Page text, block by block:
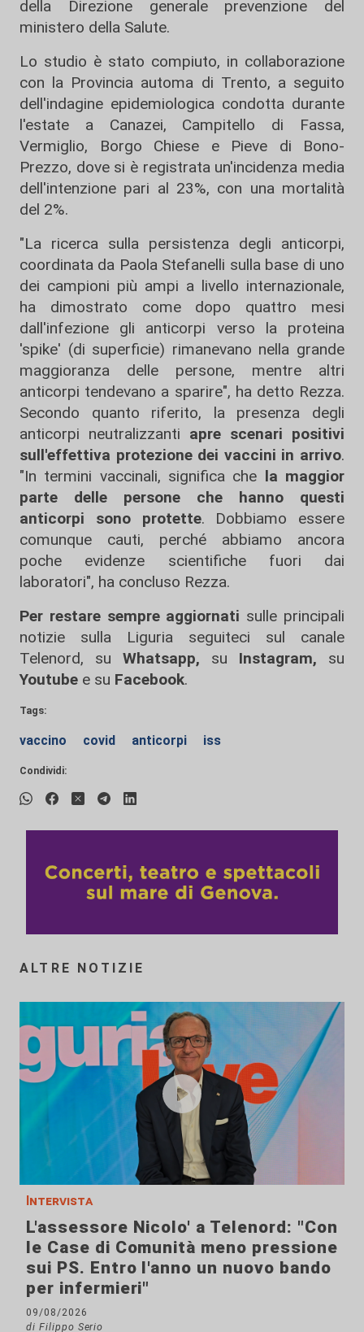
della Direzione generale prevenzione del
ministero della Salute.
Lo studio è stato compiuto, in collaborazione
con la Provincia automa di Trento, a seguito
dell'indagine epidemiologica condotta durante
l'estate a Canazei, Campitello di Fassa,
Vermiglio, Borgo Chiese e Pieve di Bono-
Prezzo, dove si è registrata un'incidenza media
dell'intenzione pari al 23%, con una mortalità
del 2%.
"La ricerca sulla persistenza degli anticorpi,
coordinata da Paola Stefanelli sulla base di uno
dei campioni più ampi a livello internazionale,
ha dimostrato come dopo quattro mesi
dall'infezione gli anticorpi verso la proteina
'spike' (di superficie) rimanevano nella grande
maggioranza delle persone, mentre altri
anticorpi tendevano a sparire", ha detto Rezza.
Secondo quanto riferito, la presenza degli
anticorpi neutralizzanti apre scenari positivi
sull'effettiva protezione dei vaccini in arrivo.
"In termini vaccinali, significa che la maggior
parte delle persone che hanno questi
anticorpi sono protette. Dobbiamo essere
comunque cauti, perché abbiamo ancora
poche evidenze scientifiche fuori dai
laboratori", ha concluso Rezza.
Per restare sempre aggiornati sulle principali
notizie sulla Liguria seguiteci sul canale
Telenord, su
Whatsapp, su Instagram, su
Youtube e su Facebook.
Tags:
vaccino covid anticorpi iss
Condividi:
ALTRE NOTIZIE
Intervista
L'assessore Nicolo' a Telenord: "Con
le Case di Comunità meno pressione
sui PS. Entro l'anno un nuovo bando
per infermieri"
09/08/2026
di Filippo Serio